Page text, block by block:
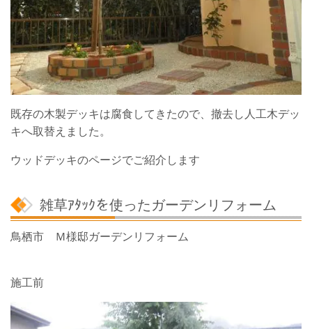
既存の木製デッキは腐食してきたので、撤去し人工木デッ
キへ取替えました。
ウッドデッキのページでご紹介します
雑草ｱﾀｯｸを使ったガーデンリフォーム
鳥栖市 Ｍ様邸ガーデンリフォーム
施工前